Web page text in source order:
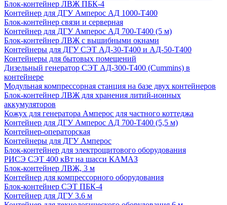
Блок-контейнер ЛВЖ ПБК-4
Контейнер для ДГУ Амперос АД 1000-Т400
Блок-контейнер связи и серверная
Контейнер для ДГУ Амперос АД 700-Т400 (5 м)
Блок-контейнер ЛВЖ с вышибными окнами
Контейнеры для ДГУ СЭТ АД-30-Т400 и АД-50-Т400
Контейнеры для бытовых помещений
Дизельный генератор СЭТ АД-300-Т400 (Cummins) в
контейнере
Модульная компрессорная станция на базе двух контейнеров
Блок-контейнер ЛВЖ для хранения литий-ионных
аккумуляторов
Кожух для генератора Амперос для частного коттеджа
Контейнер для ДГУ Амперос АД 700-Т400 (5,5 м)
Контейнер-операторская
Контейнеры для ДГУ Амперос
Блок-контейнер для электрощитового оборудования
РИСЭ СЭТ 400 кВт на шасси КАМАЗ
Блок-контейнер ЛВЖ, 3 м
Контейнер для компрессорного оборудования
Блок-контейнер СЭТ ПБК-4
Контейнер для ДГУ 3.6 м